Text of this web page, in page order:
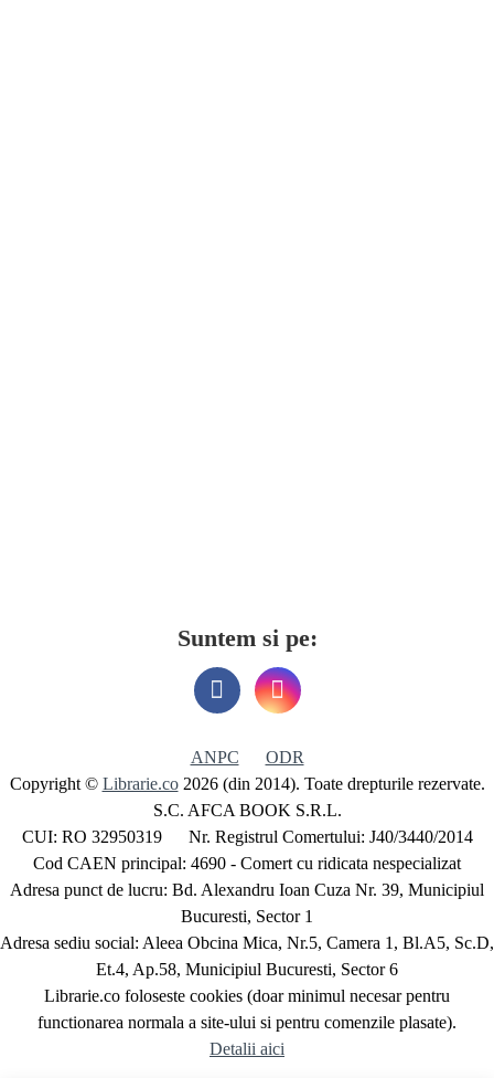
Suntem si pe:
ANPC
ODR
Copyright © Librarie.co 2026 (din 2014). Toate drepturile rezervate.
S.C. AFCA BOOK S.R.L.
CUI: RO 32950319 Nr. Registrul Comertului: J40/3440/2014
Cod CAEN principal: 4690 - Comert cu ridicata nespecializat
Adresa punct de lucru: Bd. Alexandru Ioan Cuza Nr. 39, Municipiul
Bucuresti, Sector 1
Adresa sediu social: Aleea Obcina Mica, Nr.5, Camera 1, Bl.A5, Sc.D,
Et.4, Ap.58, Municipiul Bucuresti, Sector 6
Librarie.co foloseste cookies (doar minimul necesar pentru
functionarea normala a site-ului si pentru comenzile plasate).
Detalii aici